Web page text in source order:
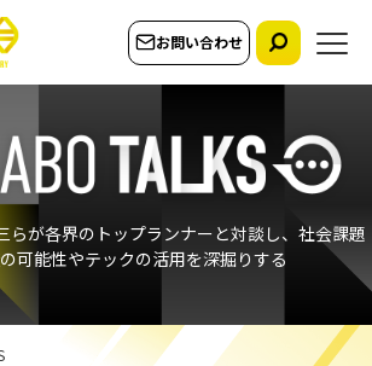
お問い合わせ
らが各界のトップランナーと対談し、社会課題
可能性やテックの活用を深掘りする